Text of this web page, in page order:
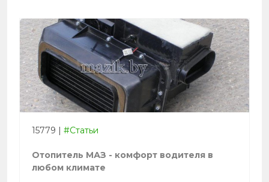
15779 | #Статьи
Отопитель МАЗ - комфорт водителя в
любом климате